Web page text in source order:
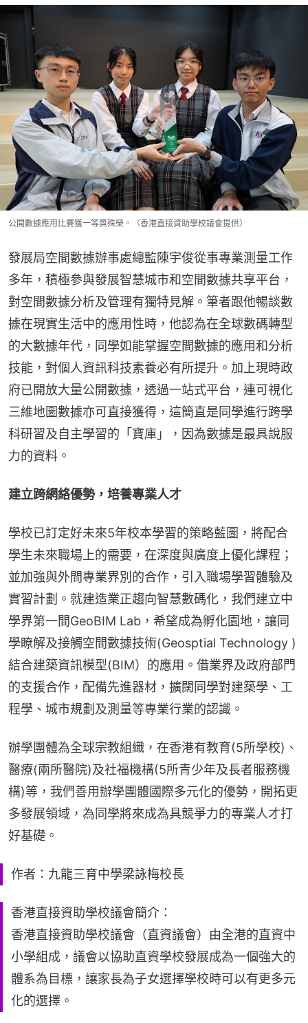
公開數據應用比賽獲一等獎殊榮。（香港直接資助學校議會提供）
發展局空間數據辦事處總監陳宇俊從事專業測量工作
多年，積極參與發展智慧城市和空間數據共享平台，
對空間數據分析及管理有獨特見解。筆者跟他暢談數
據在現實生活中的應用性時，他認為在全球數碼轉型
的大數據年代，同學如能掌握空間數據的應用和分析
技能，對個人資訊科技素養必有所提升。加上現時政
府已開放大量公開數據，透過一站式平台，連可視化
三維地圖數據亦可直接獲得，這簡直是同學進行跨學
科研習及自主學習的「寶庫」，因為數據是最具說服
力的資料。
建立跨網絡優勢，培養專業人才
學校已訂定好未來5年校本學習的策略藍圖，將配合
學生未來職場上的需要，在深度與廣度上優化課程；
並加強與外間專業界別的合作，引入職場學習體驗及
實習計劃。就建造業正趨向智慧數碼化，我們建立中
學界第一間GeoBIM Lab，希望成為孵化園地，讓同
學瞭解及接觸空間數據技術(Geosptial Technology )
結合建築資訊模型(BIM）的應用。借業界及政府部門
的支援合作，配備先進器材，擴闊同學對建築學、工
程學、城市規劃及測量等專業行業的認識。
辦學團體為全球宗教組織，在香港有教育(5所學校)、
醫療(兩所醫院)及社福機構(5所青少年及長者服務機
構)等，我們善用辦學團體國際多元化的優勢，開拓更
多發展領域，為同學將來成為具競爭力的專業人才打
好基礎。
作者：九龍三育中學梁詠梅校長
香港直接資助學校議會簡介：
香港直接資助學校議會（直資議會）由全港的直資中
小學組成，議會以協助直資學校發展成為一個強大的
體系為目標，讓家長為子女選擇學校時可以有更多元
化的選擇。